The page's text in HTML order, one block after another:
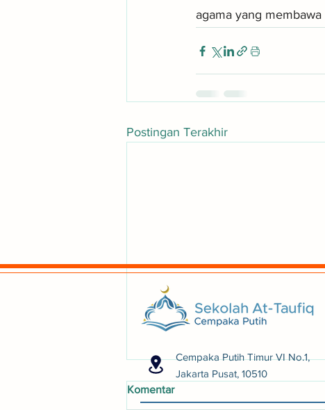
agama yang
Postingan Terakhir
Komentar
Cempaka Putih Timur VI No.1,
Jakarta Pusat, 10510